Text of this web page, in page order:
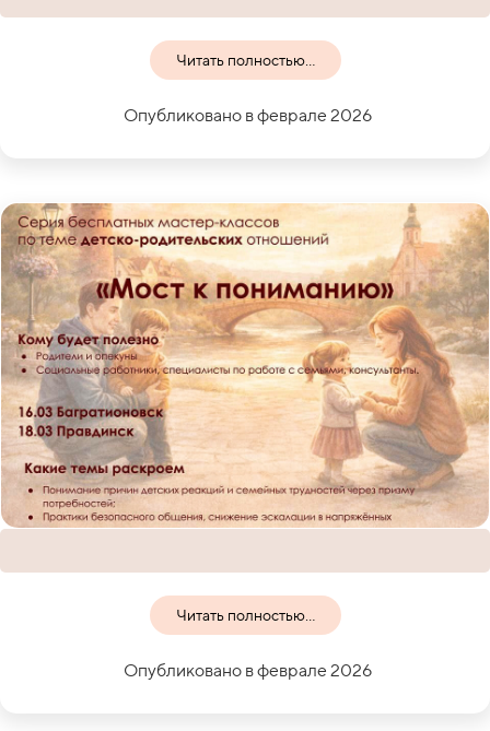
Читать полностью...
Опубликовано в феврале 2026
Читать полностью...
Опубликовано в феврале 2026